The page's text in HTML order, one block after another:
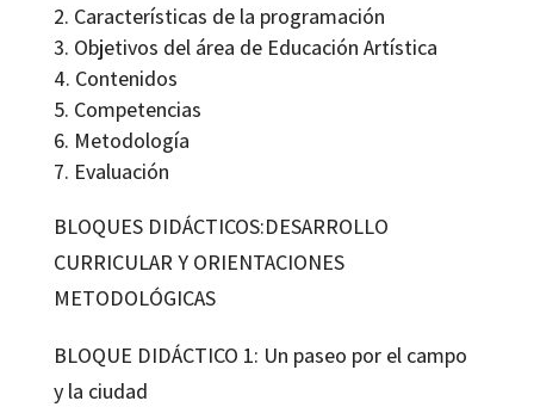
Características de la programación
Objetivos del área de Educación Artística
Contenidos
Competencias
Metodología
Evaluación
BLOQUES DIDÁCTICOS:DESARROLLO
CURRICULAR Y ORIENTACIONES
METODOLÓGICAS
BLOQUE DIDÁCTICO 1: Un paseo por el campo
y la ciudad